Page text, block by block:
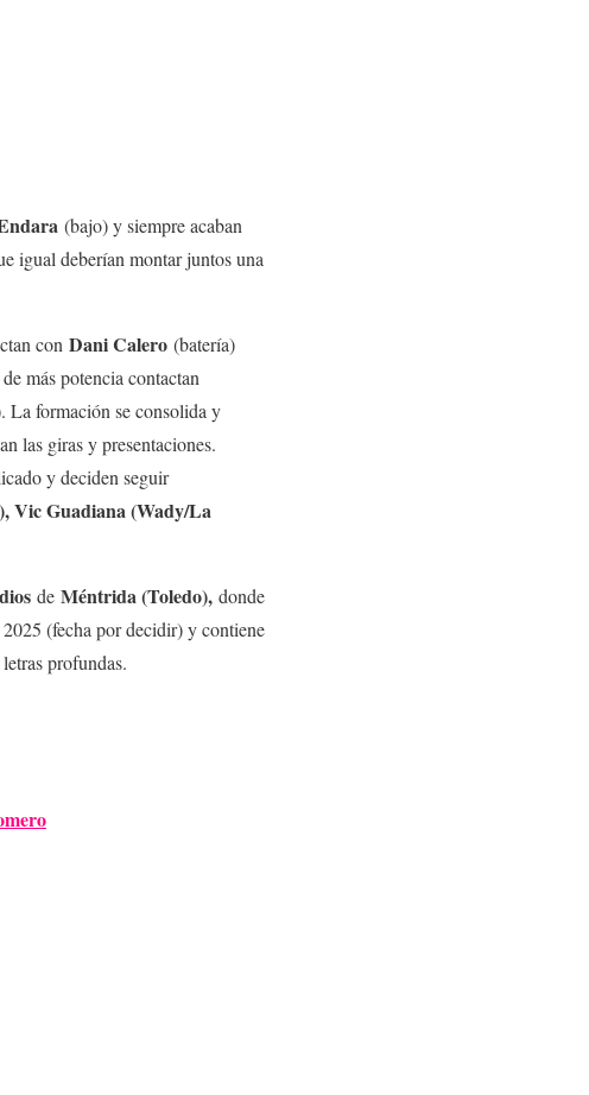
(bajo) y siempre acaban
igual deberían montar juntos una
con Dani Calero (batería)
más potencia contactan
La formación se consolida y
las giras y presentaciones.
y deciden seguir
Vic Guadiana (Wady/La
de Méntrida (Toledo), donde
(fecha por decidir) y contiene
profundas.